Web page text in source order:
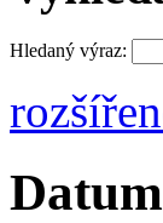
Hledaný výraz: